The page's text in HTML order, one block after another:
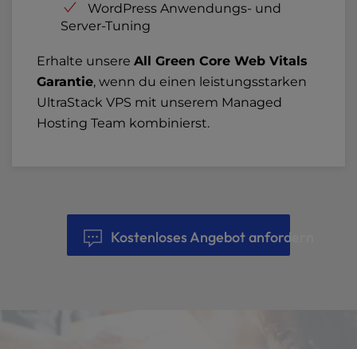
WordPress Anwendungs- und
Server-Tuning
Erhalte unsere All Green Core Web Vitals
Garantie, wenn du einen leistungsstarken
UltraStack VPS mit unserem Managed
Hosting Team kombinierst.
Kostenloses Angebot anfordern